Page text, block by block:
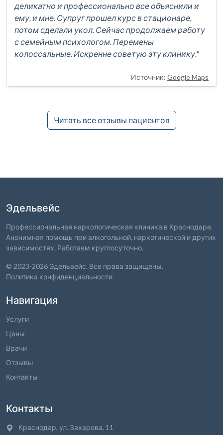
деликатно и профессионально все объяснили и
ему, и мне. Супруг прошел курс в стационаре,
потом сделали укол. Сейчас продолжаем работу
с семейным психологом. Перемены
колоссальные. Искренне советую эту клинику."
Источник: Google Maps
Читать все отзывы пациентов
Эдельвейс
Профессиональная наркологическая клиника в Краснодаре.
Анонимная помощь при алкогольной, наркотической и других
зависимостях. Работаем круглосуточно.
© 2023-2026 Эдельвейс. Все права защищены.
Политика конфиденциальности
Навигация
Услуги
Цены
Врачи
Отзывы
Контакты
Контакты
Краснодар, ул. Захарова, 11